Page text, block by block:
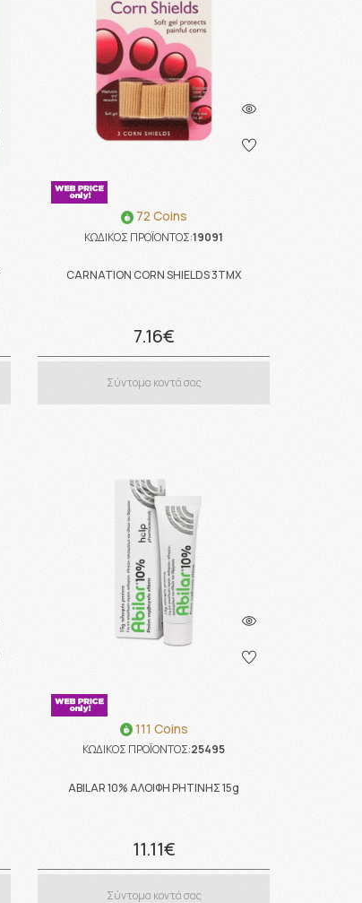
72 Coins
ΚΩΔΙΚΟΣ ΠΡΟΪΟΝΤΟΣ:19091
CARNATION CORN SHIELDS 3TMX
7.16€
Σύντομα κοντά σας
111 Coins
ΚΩΔΙΚΟΣ ΠΡΟΪΟΝΤΟΣ:25495
AΒΙLAR 10% ΑΛΟΙΦΗ ΡΗΤΙΝΗΣ 15g
11.11€
Σύντομα κοντά σας